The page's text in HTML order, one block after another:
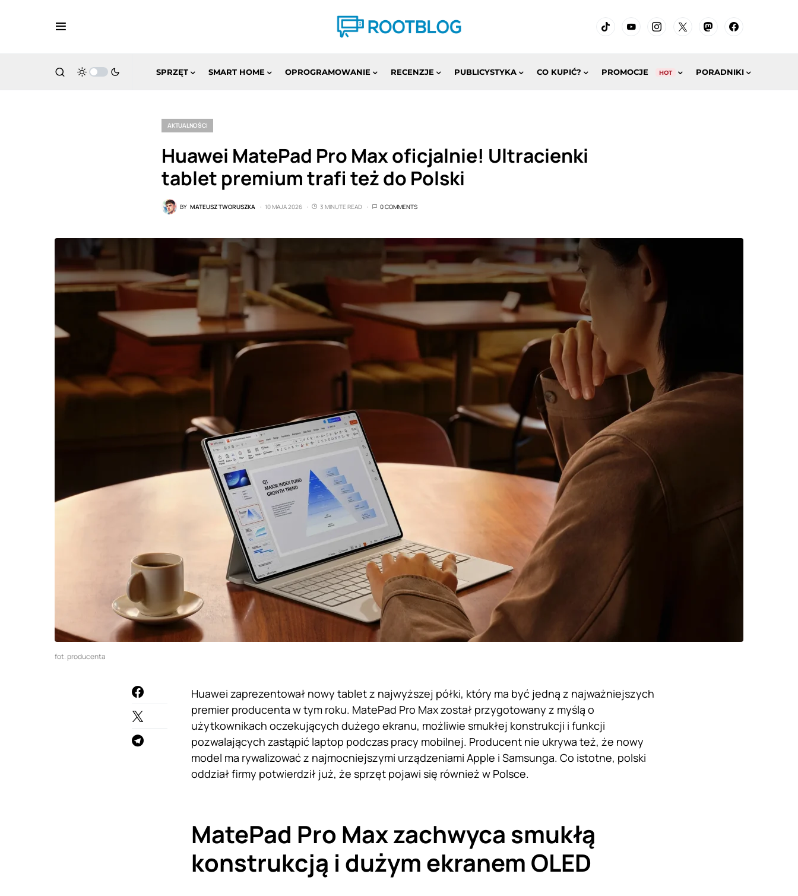
SPRZĘT SMART HOME OPROGRAMOWANIE RECENZJE PUBLICYSTYKA CO KUPIĆ? PROMOCJE HOT PORADNIKI
AKTUALNOŚCI
Huawei MatePad Pro Max oficjalnie! Ultracienki
tablet premium trafi też do Polski
BY MATEUSZ TWORUSZKA 10 MAJA 2026 3 MINUTE READ 0 COMMENTS
fot. producenta
Huawei zaprezentował nowy tablet z najwyższej półki, który ma być jedną z najważniejszych
premier producenta w tym roku. MatePad Pro Max został przygotowany z myślą o
użytkownikach oczekujących dużego ekranu, możliwie smukłej konstrukcji i funkcji
pozwalających zastąpić laptop podczas pracy mobilnej. Producent nie ukrywa też, że nowy
model ma rywalizować z najmocniejszymi urządzeniami Apple i Samsunga. Co istotne, polski
oddział firmy potwierdził już, że sprzęt pojawi się również w Polsce.
MatePad Pro Max zachwyca smukłą
konstrukcją i dużym ekranem OLED